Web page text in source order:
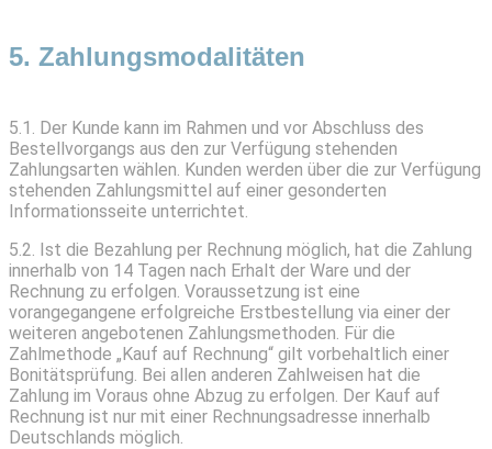
5. Zahlungsmodalitäten
5.1. Der Kunde kann im Rahmen und vor Abschluss des
Bestellvorgangs aus den zur Verfügung stehenden
Zahlungsarten wählen. Kunden werden über die zur Verfügung
stehenden Zahlungsmittel auf einer gesonderten
Informationsseite unterrichtet.
5.2. Ist die Bezahlung per Rechnung möglich, hat die Zahlung
innerhalb von 14 Tagen nach Erhalt der Ware und der
Rechnung zu erfolgen. Voraussetzung ist eine
vorangegangene erfolgreiche Erstbestellung via einer der
weiteren angebotenen Zahlungsmethoden. Für die
Zahlmethode „Kauf auf Rechnung“ gilt vorbehaltlich einer
Bonitätsprüfung. Bei allen anderen Zahlweisen hat die
Zahlung im Voraus ohne Abzug zu erfolgen. Der Kauf auf
Rechnung ist nur mit einer Rechnungsadresse innerhalb
Deutschlands möglich.